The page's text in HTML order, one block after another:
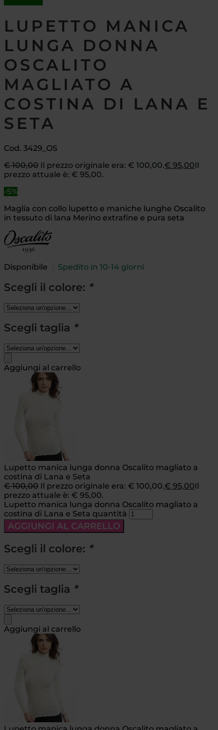
LUPETTO MANICA
LUNGA DONNA
OSCALITO
MAGLIATO A
COSTINA DI LANA E
SETA
Cod. 3429_OS
€100,00 Il prezzo originale era: € 100,00.€ 95,00Il
prezzo attuale è: € 95,00.
-5%
Maglia con collo lupetto e maniche lunghe Oscalito
in tessuto di lana Merino extrafine e pura seta
Disponibile Spedito in 10-14 giorni
Scegli il colore: *
Scegli taglia *
Aggiungi al carrello
Lupetto manica lunga donna Oscalito magliato a
costina di Lana e Seta
€100,00 Il prezzo originale era: € 100,00.€ 95,00Il
prezzo attuale è: € 95,00.
Lupetto manica lunga donna Oscalito magliato a
costina di Lana e Seta quantità
AGGIUNGI AL CARRELLO
Scegli il colore: *
Scegli taglia *
Aggiungi al carrello